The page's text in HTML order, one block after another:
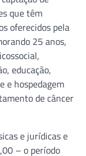
que têm
oferecidos pela
25 anos,
educação,
e hospedagem
de câncer
e jurídicas e
– o período